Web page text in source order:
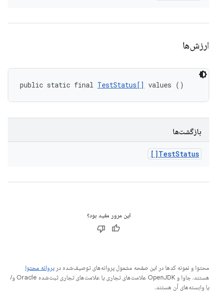
ارزش‌ها
public static final TestStatus[] values ()
بازگشت‌ها
TestStatus[]
این مرور مفید بود؟
محتوا و نمونه کدها در این صفحه مشمول پروانه‌های توصیف‌شده در پروانه محتوا
هستند. جاوا و OpenJDK علامت‌های تجاری یا علامت‌های تجاری ثبت‌شده Oracle و/
یا وابسته‌های آن هستند.